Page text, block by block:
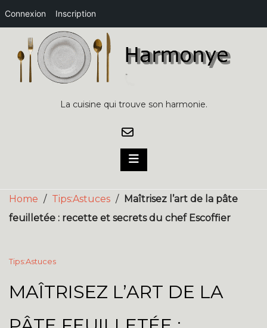
Connexion Inscription
content
La cuisine qui trouve son harmonie.
Home / Tips:Astuces /
Maîtrisez l’art de la pâte
feuilletée : recette et secrets du chef Escoffier
Tips:Astuces
MAÎTRISEZ L’ART DE LA